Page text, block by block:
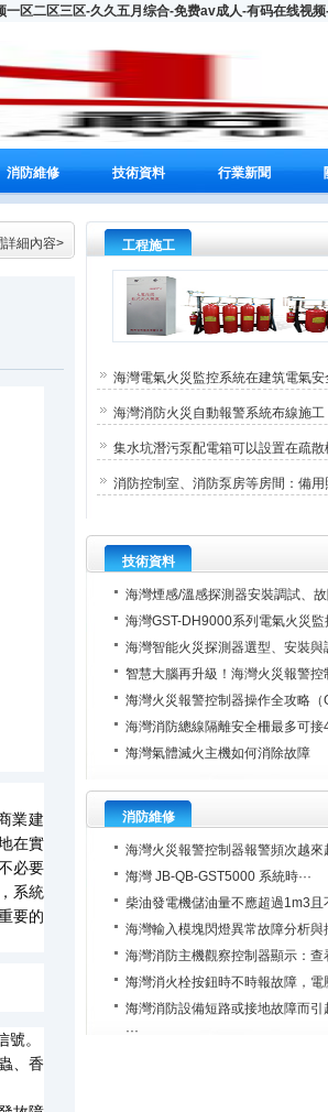
区二区三区-久久五月综合-免费av成人-有码在线视
消防維修 技術資料 行業新聞
詳細內容>
業建
在實
必要
系統
要的
。
、香
工程施工
海灣電氣火災監控系統在建筑電氣安
海灣消防火災自動報警系統布線施工
集水坑潛污泵配電箱可以設置在疏散
消防控制室、消防泵房等房間：備用
技術資料
海灣煙感/溫感探測器安裝調試、故
海灣GST-DH9000系列電氣火災監
海灣智能火災探測器選型、安裝與
···
智慧大腦再升級！海灣火災報警控
···
海灣火災報警控制器操作全攻略（
海灣消防總線隔離安全柵最多可接
···
海灣氣體滅火主機如何消除故障
消防維修
海灣火災報警控制器報警頻次越來
···
海灣 JB-QB-GST5000 系統時···
柴油發電機儲油量不應超過1m3且
海灣輸入模塊閃燈異常故障分析與
海灣消防主機觀察控制器顯示：查
···
海灣消火栓按鈕時不時報故障，
···
海灣消防設備短路或接地故障而引
···